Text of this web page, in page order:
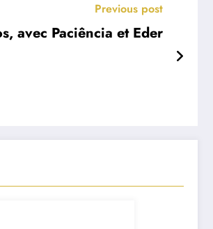
Previous post
avec Paciência et Eder